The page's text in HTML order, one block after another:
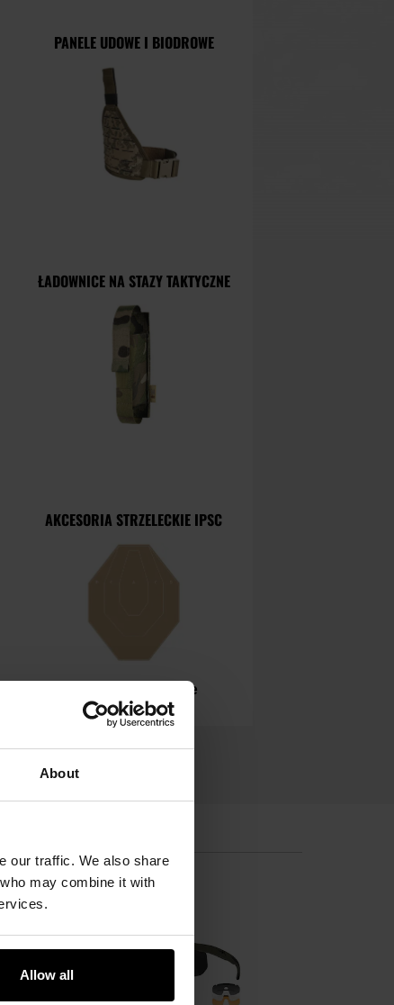
About
our traffic. We also share
may combine it with
Allow all
PANELE UDOWE I BIODROWE
ŁADOWNICE NA STAZY TAKTYCZNE
AKCESORIA STRZELECKIE IPSC
Pokaż podkategorie